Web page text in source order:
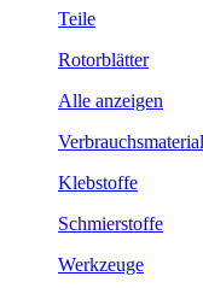
Teile
Rotorblätter
Alle anzeigen
Klebstoffe
Schmierstoffe
Werkzeuge